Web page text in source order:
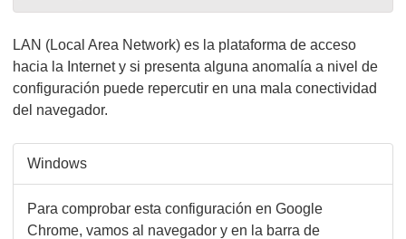
LAN (Local Area Network) es la plataforma de acceso
hacia la Internet y si presenta alguna anomalía a nivel de
configuración puede repercutir en una mala conectividad
del navegador.
Windows
Para comprobar esta configuración en Google
Chrome, vamos al navegador y en la barra de